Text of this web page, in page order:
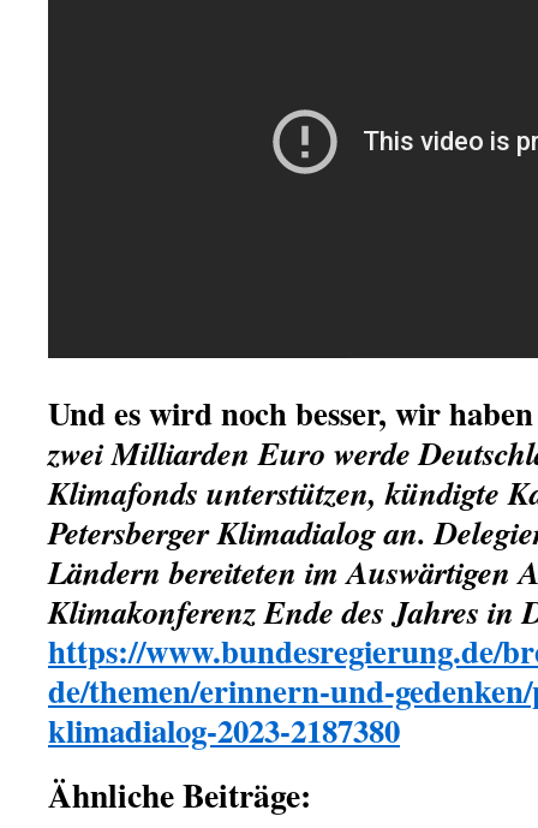
Und es wird noch besser, wir
zwei Milliarden Euro werde
Klimafonds unterstützen, kündigte
Petersberger Klimadialog an.
Ländern bereiteten im Auswärtigen
Klimakonferenz Ende des Jahres in
https://www.bundesregierung.de/
de/themen/erinnern-und-
klimadialog-2023-2187380
Ähnliche Beiträge: